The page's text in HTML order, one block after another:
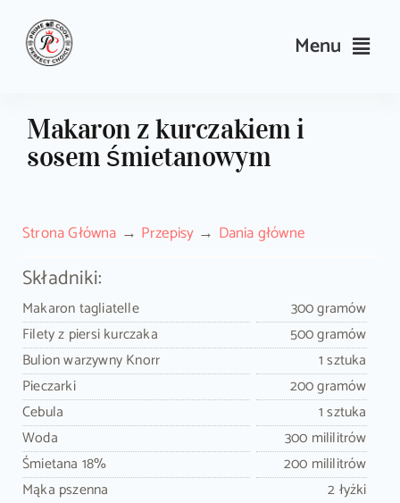
content
Menu
Kulinarne triki i porady
Wyposażenie
Search
Sklep PrimeCook
Makaron z kurczakiem i
sosem śmietanowym
Strona Główna Przepisy Dania główne
Składniki:
Makaron tagliatelle
300 gramów
Filety z piersi kurczaka
500 gramów
Bulion warzywny Knorr
1 sztuka
Pieczarki
200 gramów
Cebula
1 sztuka
Woda
300 mililitrów
Śmietana 18%
200 mililitrów
Mąka pszenna
2 łyżki